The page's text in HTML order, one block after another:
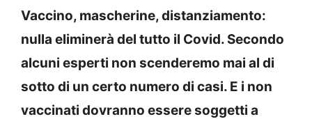
Vaccino, mascherine, distanziamento:
nulla eliminerà del tutto il Covid. Secondo
alcuni esperti non scenderemo mai al di
sotto di un certo numero di casi. E i non
vaccinati dovranno essere soggetti a